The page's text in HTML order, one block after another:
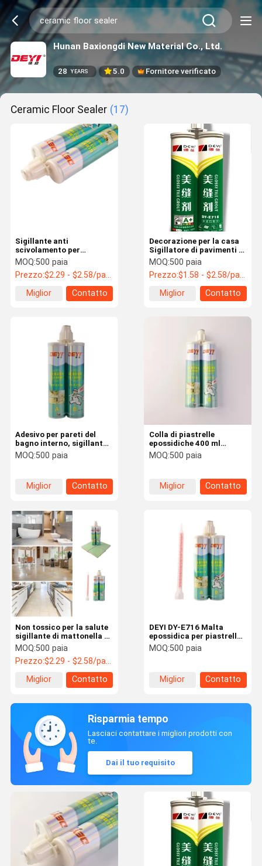
Hunan Baxiongdi New Material Co., Ltd.
28 YEARS 5.0 Fornitore verificato
Ceramic Floor Sealer (17)
Sigillante anti
scivolamento per
piastrelle di matita
epossidica per la lacuna
delle piastrelle di
pavimento in ceramica in
bagno interno
MOQ:500 paia
Prezzo:$2.29 - $2.58/pairs
Miglior
Contatto
Decorazione per la casa
Sigillatore di pavimenti di
piastrelle in ceramica
Sigillatore di superfici di
piastrelle in ceramica
MOQ:500 paia
Prezzo:$1.58 - $2.58/pairs
Miglior
Contatto
Adesivo per pareti del
bagno interno, sigillante
per fughe per piastrelle,
sigillante epossidico
pavimenti in ceramica
MOQ:500 paia
Miglior
Contatto
Colla di piastrelle
epossidiche 400 ml
Cartuccia Adesivo
impermeabile a due parti
domestica Pavimento in
ceramica
MOQ:500 paia
Miglior
Contatto
Non tossico per la salute
sigillante di mattonella di
ceramica con durata di
12 mesi in epossidica
colorata
MOQ:500 paia
Prezzo:$2.29 - $2.58/pairs
Miglior
Contatto
DEYI DY-E716 Malta
epossidica per piastrelle
ad alta resistenza |
Formula bicomponente
facile da pulire per
pavimenti e pareti
MOQ:500 paia
Miglior
Contatto
Risparmia tempo
Lasciaci contattare i migliori prodotti con
te.
Dai il tuo requisito